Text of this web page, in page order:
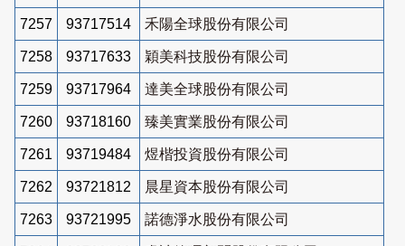
7257 93717514 禾陽全球股份有限公司
7258 93717633 穎美科技股份有限公司
7259 93717964 達美全球股份有限公司
7260 93718160 臻美實業股份有限公司
7261 93719484 煜楷投資股份有限公司
7262 93721812 晨星資本股份有限公司
7263 93721995 諾德淨水股份有限公司